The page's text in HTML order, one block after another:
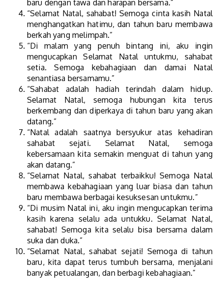
baru dengan tawa dan harapan bersama.”
“Selamat Natal, sahabat! Semoga cinta kasih Natal
menghangatkan hatimu, dan tahun baru membawa
berkah yang melimpah.”
“Di malam yang penuh bintang ini, aku ingin
mengucapkan Selamat Natal untukmu, sahabat
setia. Semoga kebahagiaan dan damai Natal
senantiasa bersamamu.”
“Sahabat adalah hadiah terindah dalam hidup.
Selamat Natal, semoga hubungan kita terus
berkembang dan diperkaya di tahun baru yang akan
datang.”
“Natal adalah saatnya bersyukur atas kehadiran
sahabat sejati. Selamat Natal, semoga
kebersamaan kita semakin menguat di tahun yang
akan datang.”
“Selamat Natal, sahabat terbaikku! Semoga Natal
membawa kebahagiaan yang luar biasa dan tahun
baru membawa berbagai kesuksesan untukmu.”
“Di musim Natal ini, aku ingin mengucapkan terima
kasih karena selalu ada untukku. Selamat Natal,
sahabat! Semoga kita selalu bisa bersama dalam
suka dan duka.”
“Selamat Natal, sahabat sejati! Semoga di tahun
baru, kita dapat terus tumbuh bersama, menjalani
banyak petualangan, dan berbagi kebahagiaan.”